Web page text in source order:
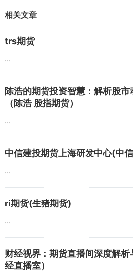
相关文章
trs期货
...
陈浩的期货投资智慧：解析股
（陈浩 股指期货）
...
中信建投期货上海研发中心(中
...
ri期货(生猪期货)
...
财经视界：期货直播间深度解
经直播室）